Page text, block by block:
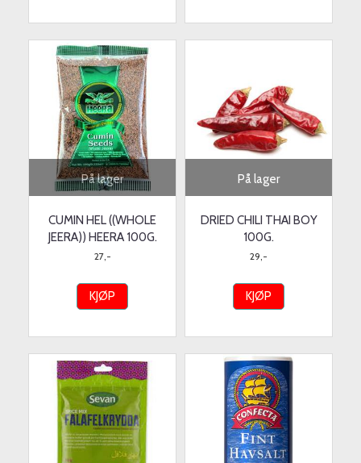
På lager
CUMIN HEL ((WHOLE
JEERA)) HEERA 100G.
27,-
KJØP
På lager
DRIED CHILI THAI BOY
100G.
29,-
KJØP